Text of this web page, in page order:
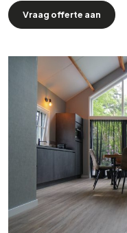
Vraag offerte aan